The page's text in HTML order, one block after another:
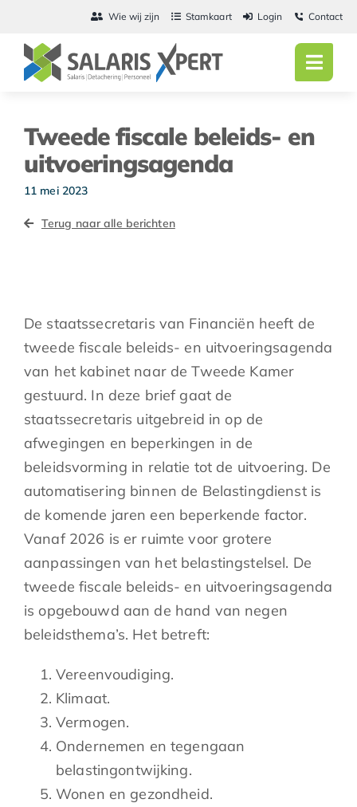
inhoud
Wie wij zijn Stamkaart Login Contact
Actueel
Tweede fiscale beleids- en
uitvoeringsagenda
11 mei 2023
Terug naar alle berichten
De staatssecretaris van Financiën heeft de
tweede fiscale beleids- en uitvoeringsagenda
van het kabinet naar de Tweede Kamer
gestuurd. In deze brief gaat de
staatssecretaris uitgebreid in op de
afwegingen en beperkingen in de
beleidsvorming in relatie tot de uitvoering. De
automatisering binnen de Belastingdienst is
de komende jaren een beperkende factor.
Vanaf 2026 is er ruimte voor grotere
aanpassingen van het belastingstelsel. De
tweede fiscale beleids- en uitvoeringsagenda
is opgebouwd aan de hand van negen
beleidsthema’s. Het betreft:
Vereenvoudiging.
Klimaat.
Vermogen.
Ondernemen en tegengaan
belastingontwijking.
Wonen en gezondheid.